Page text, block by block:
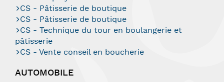
CS - Pâtisserie de boutique
CS - Pâtisserie de boutique
CS - Technique du tour en boulangerie et
pâtisserie
CS - Vente conseil en boucherie
AUTOMOBILE